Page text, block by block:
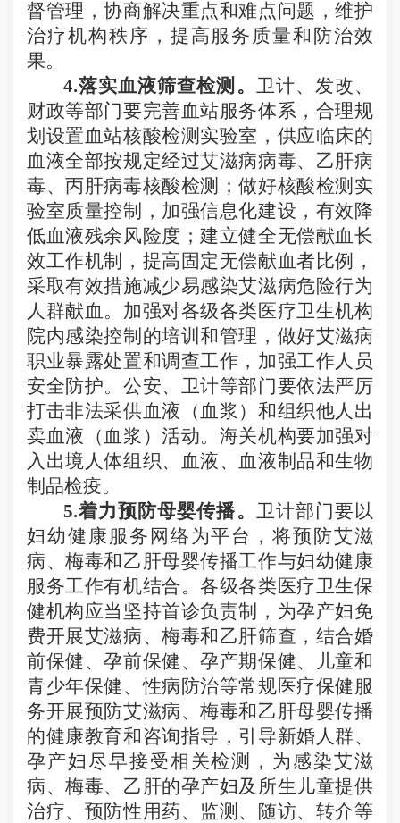
督管理，协商解决重点和难点问题，维护
治疗机构秩序，提高服务质量和防治效
果。
4.落实血液筛查检测。
卫计、发改、
财政等部门要完善血站服务体系，合理规
划设置血站核酸检测实验室，供应临床的
血液全部按规定经过艾滋病病毒、乙肝病
毒、丙肝病毒核酸检测；做好核酸检测实
验室质量控制，加强信息化建设，有效降
低血液残余风险度；建立健全无偿献血长
效工作机制，提高固定无偿献血者比例，
采取有效措施减少易感染艾滋病危险行为
人群献血。加强对各级各类医疗卫生机构
院内感染控制的培训和管理，做好艾滋病
职业暴露处置和调查工作，加强工作人员
安全防护。公安、卫计等部门要依法严厉
打击非法采供血液（血浆）和组织他人出
卖血液（血浆）活动。海关机构要加强对
入出境人体组织、血液、血液制品和生物
制品检疫。
5.着力预防母婴传播。
卫计部门要以
妇幼健康服务网络为平台，将预防艾滋
病、梅毒和乙肝母婴传播工作与妇幼健康
服务工作有机结合。各级各类医疗卫生保
健机构应当坚持首诊负责制，为孕产妇免
费开展艾滋病、梅毒和乙肝筛查，结合婚
前保健、孕前保健、孕产期保健、儿童和
青少年保健、性病防治等常规医疗保健服
务开展预防艾滋病、梅毒和乙肝母婴传播
的健康教育和咨询指导，引导新婚人群、
孕产妇尽早接受相关检测，为感染艾滋
病、梅毒、乙肝的孕产妇及所生儿童提供
治疗、预防性用药、监测、随访、转介等